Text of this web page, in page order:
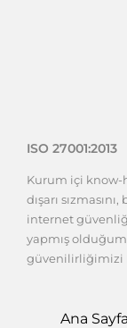
ISO 27001:2013
Kurum içi
dışarı
internet
yapmış
güvenilirliğimizi
Ana Sayfa